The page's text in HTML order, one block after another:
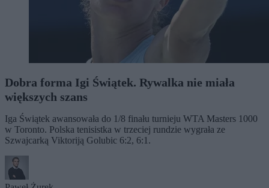
Dobra forma Igi Świątek. Rywalka nie miała
większych szans
Iga Świątek awansowała do 1/8 finału turnieju WTA Masters 1000
w Toronto. Polska tenisistka w trzeciej rundzie wygrała ze
Szwajcarką Viktoriją Golubic 6:2, 6:1.